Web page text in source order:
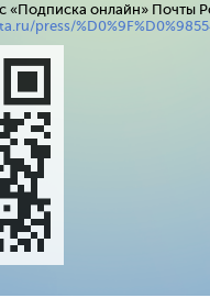
«Подписка онлайн» Почты
press/